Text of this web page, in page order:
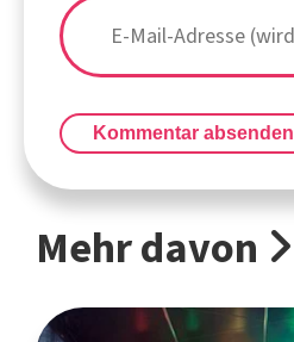
Kommentar absenden
Mehr davon